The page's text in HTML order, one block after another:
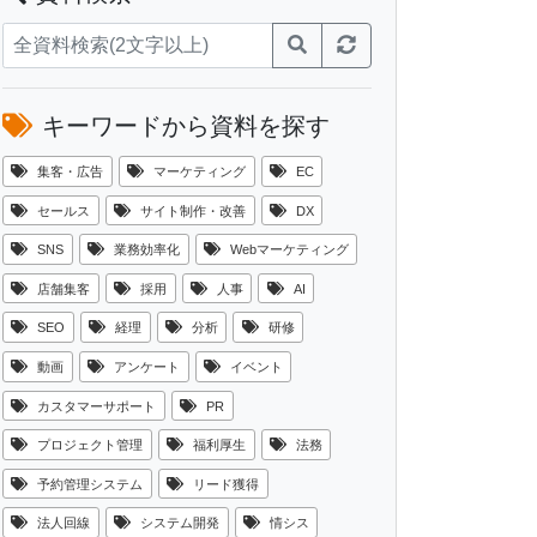
キーワードから資料を探す
集客・広告 マーケティング EC
セールス サイト制作・改善 DX
SNS 業務効率化 Webマーケティング
店舗集客 採用 人事 AI
SEO 経理 分析 研修
動画 アンケート イベント
カスタマーサポート PR
プロジェクト管理 福利厚生 法務
予約管理システム リード獲得
法人回線 システム開発 情シス